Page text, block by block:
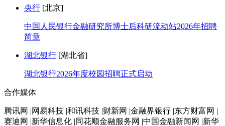
央行 [北京]
中国人民银行金融研究所博士后科研流动站2026年招聘
简章
湖北银行 [湖北省]
湖北银行2026年度校园招聘正式启动
合作媒体
腾讯网 |网易科技 |和讯科技 |财新网 |金融界银行 |东方财富网 |
赛迪网 |新华信息化 |同花顺金融服务网 |中国金融新闻网 |新华